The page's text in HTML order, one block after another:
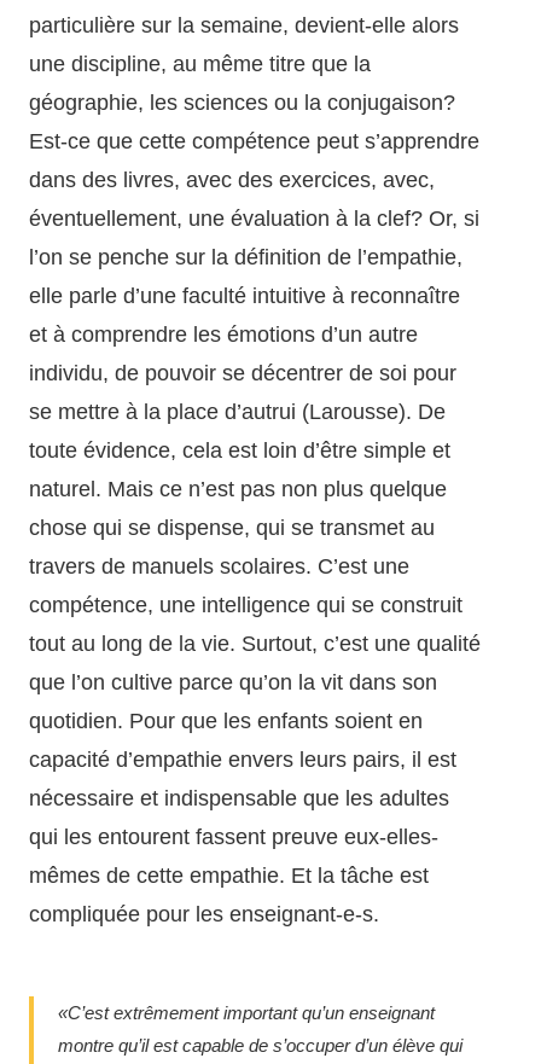
particulière sur la semaine, devient-elle alors
une discipline, au même titre que la
géographie, les sciences ou la conjugaison?
Est-ce que cette compétence peut s’apprendre
dans des livres, avec des exercices, avec,
éventuellement, une évaluation à la clef? Or, si
l’on se penche sur la définition de l’empathie,
elle parle d’une faculté intuitive à reconnaître
et à comprendre les émotions d’un autre
individu, de pouvoir se décentrer de soi pour
se mettre à la place d’autrui (Larousse). De
toute évidence, cela est loin d’être simple et
naturel. Mais ce n’est pas non plus quelque
chose qui se dispense, qui se transmet au
travers de manuels scolaires. C’est une
compétence, une intelligence qui se construit
tout au long de la vie. Surtout, c’est une qualité
que l’on cultive parce qu’on la vit dans son
quotidien. Pour que les enfants soient en
capacité d’empathie envers leurs pairs, il est
nécessaire et indispensable que les adultes
qui les entourent fassent preuve eux-elles-
mêmes de cette empathie. Et la tâche est
compliquée pour les enseignant-e-s.
«C’est extrêmement important qu’un enseignant
montre qu’il est capable de s’occuper d’un élève qui